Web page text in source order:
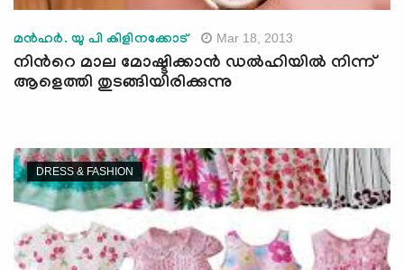
മന്‍ഹര്‍. യു പി കിളിനക്കോട് Mar 18, 2013
നിന്‍റെ മാല മോഷ്ടിക്കാന്‍ ഡല്‍ഹിയില്‍ നിന്ന്
ആളെത്തി തുടങ്ങിയിരിക്കുന്നു
DRESS & FASHION